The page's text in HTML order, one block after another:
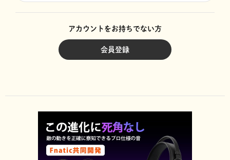
アカウントをお持ちでない方
会員登録